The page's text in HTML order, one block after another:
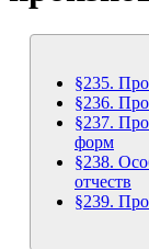
§235.
§236.
§237.
форм
§238.
отчеств
§239.